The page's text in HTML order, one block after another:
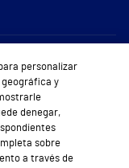
personalizar
geográfica y
denegar,
sobre
a través de